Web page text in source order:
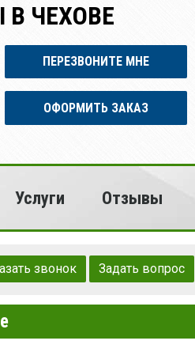
В ЧЕХОВЕ
ПЕРЕЗВОНИТЕ МНЕ
ОФОРМИТЬ ЗАКАЗ
Услуги Отзывы
звонок Задать вопрос